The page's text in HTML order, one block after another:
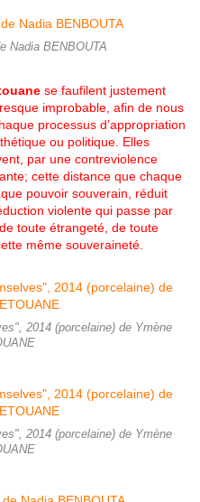
Nadia BENBOUTA
se faufilent justement
improbable, afin de nous
processus d’appropriation
ou politique. Elles
par une contreviolence
cette distance que chaque
pouvoir souverain, réduit
violente qui passe par
toute étrangeté, de toute
même souveraineté.
2014 (porcelaine) de Ymène
2014 (porcelaine) de Ymène